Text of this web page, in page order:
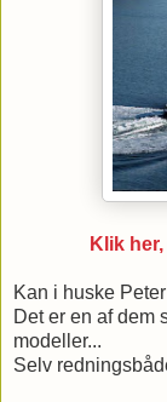
Klik
Kan i huske
Det er en af dem
modeller...
Selv